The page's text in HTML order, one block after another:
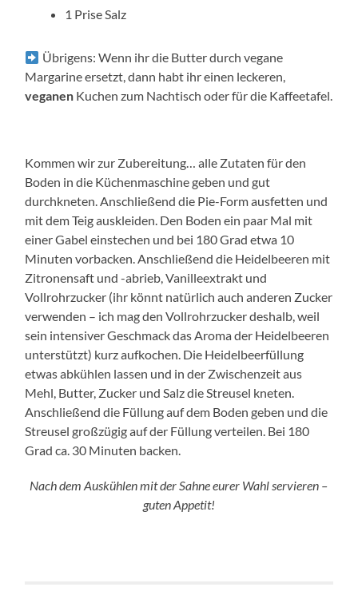
1 Prise Salz
Übrigens: Wenn ihr die Butter durch vegane
Margarine ersetzt, dann habt ihr einen leckeren,
veganen Kuchen zum Nachtisch oder für die Kaffeetafel.
Kommen wir zur Zubereitung… alle Zutaten für den
Boden in die Küchenmaschine geben und gut
durchkneten. Anschließend die Pie-Form ausfetten und
mit dem Teig auskleiden. Den Boden ein paar Mal mit
einer Gabel einstechen und bei 180 Grad etwa 10
Minuten vorbacken. Anschließend die Heidelbeeren mit
Zitronensaft und -abrieb, Vanilleextrakt und
Vollrohrzucker (ihr könnt natürlich auch anderen Zucker
verwenden – ich mag den Vollrohrzucker deshalb, weil
sein intensiver Geschmack das Aroma der Heidelbeeren
unterstützt) kurz aufkochen. Die Heidelbeerfüllung
etwas abkühlen lassen und in der Zwischenzeit aus
Mehl, Butter, Zucker und Salz die Streusel kneten.
Anschließend die Füllung auf dem Boden geben und die
Streusel großzügig auf der Füllung verteilen. Bei 180
Grad ca. 30 Minuten backen.
Nach dem Auskühlen mit der Sahne eurer Wahl servieren –
guten Appetit!